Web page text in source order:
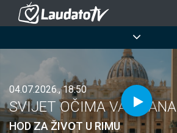
Skoči
sadržaj
04.07.2026., 18:50
SVIJET OČIMA VATIKANA
HOD ZA ŽIVOT U RIMU